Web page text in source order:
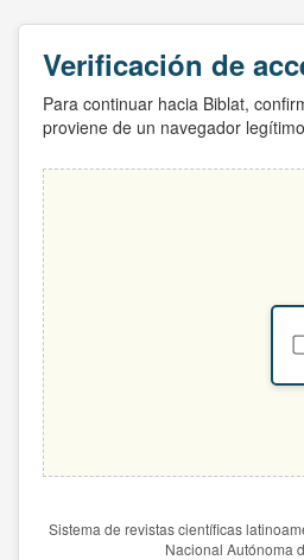
Verificación de
Para continuar hacia Biblat,
proviene de un navegador
Sistema de revistas científicas
Nacional Autónoma